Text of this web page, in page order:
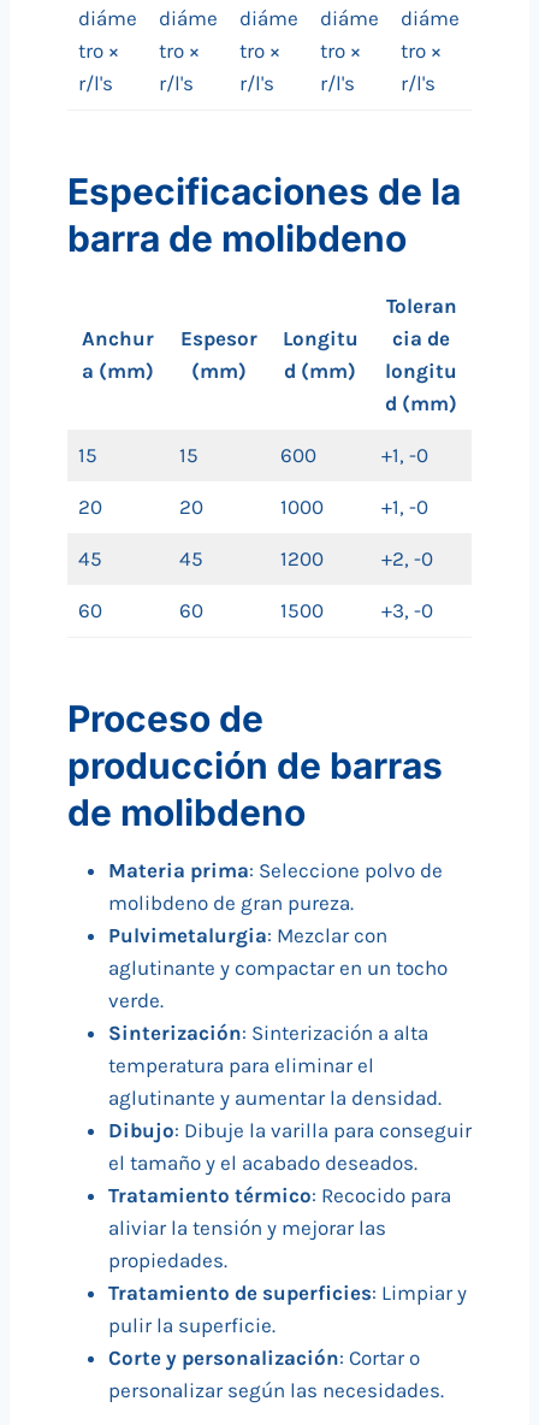
diáme
tro ×
r/l's
diáme
tro ×
r/l's
diáme
tro ×
r/l's
diáme
tro ×
r/l's
diáme
tro ×
r/l's
Especificaciones de la
barra de molibdeno
Anchur
a (mm)
Espesor
(mm)
Longitu
d (mm)
Toleran
cia de
longitu
d (mm)
15 15 600 +1, -0
20 20 1000 +1, -0
45 45 1200 +2, -0
60 60 1500 +3, -0
Proceso de
producción de barras
de molibdeno
Materia prima: Seleccione polvo de
molibdeno de gran pureza.
Pulvimetalurgia: Mezclar con
aglutinante y compactar en un tocho
verde.
Sinterización: Sinterización a alta
temperatura para eliminar el
aglutinante y aumentar la densidad.
Dibujo: Dibuje la varilla para conseguir
el tamaño y el acabado deseados.
Tratamiento térmico: Recocido para
aliviar la tensión y mejorar las
propiedades.
Tratamiento de superficies: Limpiar y
pulir la superficie.
Corte y personalización: Cortar o
personalizar según las necesidades.